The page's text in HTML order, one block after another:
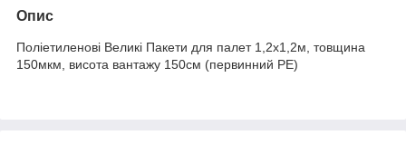
Опис
Поліетиленові Великі Пакети для палет 1,2х1,2м, товщина
150мкм, висота вантажу 150см (первинний PE)